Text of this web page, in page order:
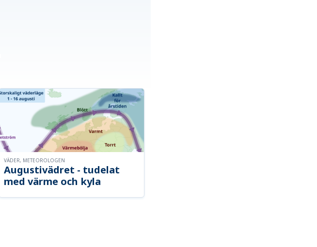
Augustivädret - tudelat
med värme och kyla
VÄDER, METEOROLOGEN